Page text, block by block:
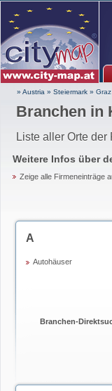
» Austria » Steiermark » Graz
Branchen in
Liste aller Orte der
Weitere Infos über
Zeige alle Firmeneinträge
A
Autohäuser
Branchen-